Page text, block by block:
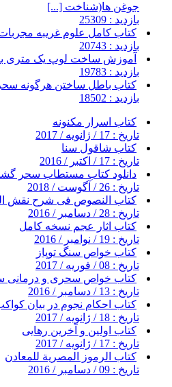
جوغن ها(شناخت [...]
بازدید : 25309
کتاب کامل علوم غریبه مجربات
بازدید : 20743
آموزش ساخت لوپ یک متری
بازدید : 19783
کتاب باطل ساختن هرگونه
بازدید : 18502
کتاب اسرار مکنونه
تاریخ : 17 / ژانویه / 2017
کتاب شاقول سنا
تاریخ : 17 / اکتبر / 2016
دانلود کتاب مستطاب سحر
تاریخ : 26 / آگوست / 2018
کتاب النصوص فی شرح نقش
تاریخ : 28 / دسامبر / 2016
کتاب اثار عجم نسخه کامل
تاریخ : 19 / نوامبر / 2016
کتاب خواص سنگ توپاز
تاریخ : 08 / فوریه / 2017
کتاب خواص سحری و درمانی
تاریخ : 13 / دسامبر / 2016
کتاب احکام نجوم در بیان
تاریخ : 18 / ژانویه / 2017
کتاب اولین و آخرین رهایی
تاریخ : 17 / ژانویه / 2017
کتاب الرموز المصرية للمعادن
تاریخ : 09 / دسامبر / 2016